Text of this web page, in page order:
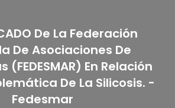
De La Federación
De Asociaciones De
En Relación
De La Silicosis. -
Fedesmar